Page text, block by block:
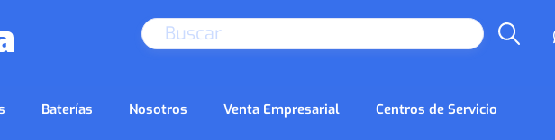
SEARCH
Baterías Nosotros Venta Empresarial Centros de Servicio